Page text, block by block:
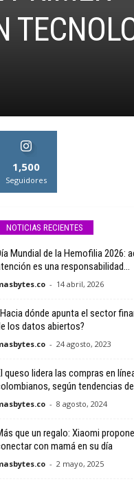
1,500
Seguidores
NOTICIAS RECIENTES
Mundial de la Hemofilia 2026:
es una responsabilidad...
- 14 abril, 2026
dónde apunta el sector
los datos abiertos?
- 24 agosto, 2023
queso lidera las compras en
según tendencias
- 8 agosto, 2024
que un regalo: Xiaomi
con mamá en su día
- 2 mayo, 2025